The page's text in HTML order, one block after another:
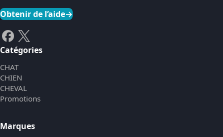
Obtenir de l’aide→
Catégories
CHAT
CHIEN
CHEVAL
Promotions
Marques